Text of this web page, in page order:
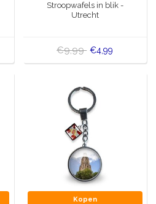
Stroopwafels in blik -
Utrecht
€9,99 €4,99
Kopen